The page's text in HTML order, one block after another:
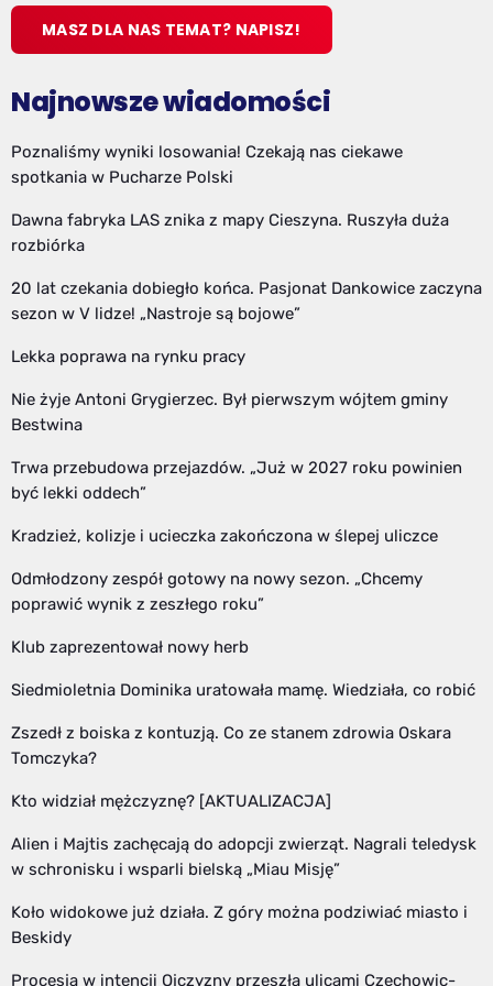
MASZ DLA NAS TEMAT? NAPISZ!
Najnowsze wiadomości
Poznaliśmy wyniki losowania! Czekają nas ciekawe
spotkania w Pucharze Polski
Dawna fabryka LAS znika z mapy Cieszyna. Ruszyła duża
rozbiórka
20 lat czekania dobiegło końca. Pasjonat Dankowice zaczyna
sezon w V lidze! „Nastroje są bojowe”
Lekka poprawa na rynku pracy
Nie żyje Antoni Grygierzec. Był pierwszym wójtem gminy
Bestwina
Trwa przebudowa przejazdów. „Już w 2027 roku powinien
być lekki oddech”
Kradzież, kolizje i ucieczka zakończona w ślepej uliczce
Odmłodzony zespół gotowy na nowy sezon. „Chcemy
poprawić wynik z zeszłego roku”
Klub zaprezentował nowy herb
Siedmioletnia Dominika uratowała mamę. Wiedziała, co robić
Zszedł z boiska z kontuzją. Co ze stanem zdrowia Oskara
Tomczyka?
Kto widział mężczyznę? [AKTUALIZACJA]
Alien i Majtis zachęcają do adopcji zwierząt. Nagrali teledysk
w schronisku i wsparli bielską „Miau Misję”
Koło widokowe już działa. Z góry można podziwiać miasto i
Beskidy
Procesja w intencji Ojczyzny przeszła ulicami Czechowic-